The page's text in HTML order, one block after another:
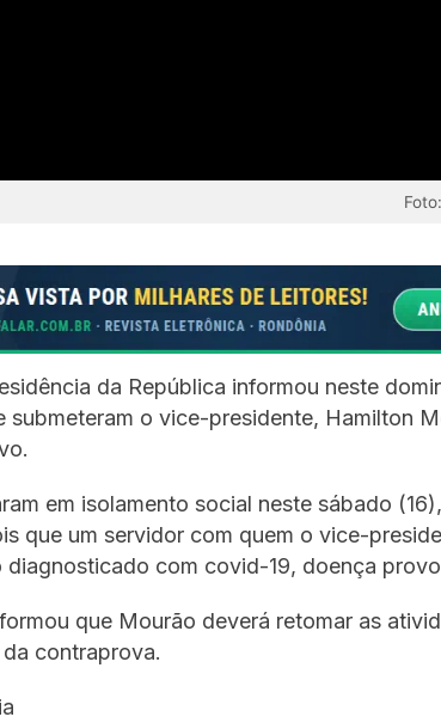
da República informou neste
submeteram o vice-presidente, Hamilton
em isolamento social neste sábado
que um servidor com quem o vice-
com covid-19, doença
que Mourão deverá retomar as
contraprova.